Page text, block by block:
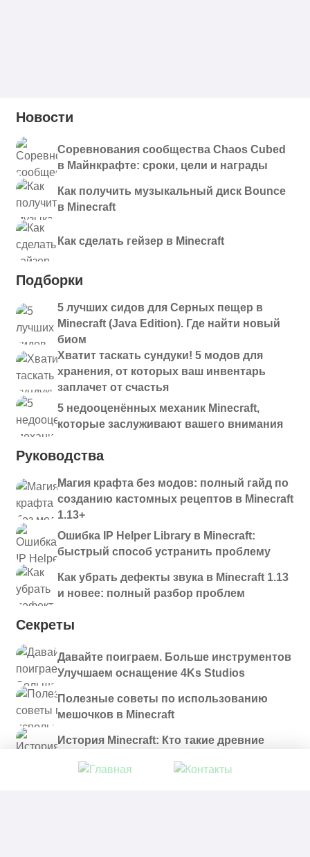
Новости
Соревнования сообщества Chaos Cubed
в Майнкрафте: сроки, цели и награды
Как получить музыкальный диск Bounce
в Minecraft
Как сделать гейзер в Minecraft
Подборки
5 лучших сидов для Серных пещер в
Minecraft (Java Edition). Где найти новый
биом
Хватит таскать сундуки! 5 модов для
хранения, от которых ваш инвентарь
заплачет от счастья
5 недооценённых механик Minecraft,
которые заслуживают вашего внимания
Руководства
Магия крафта без модов: полный гайд по
созданию кастомных рецептов в Minecraft
1.13+
Ошибка IP Helper Library в Minecraft:
быстрый способ устранить проблему
Как убрать дефекты звука в Minecraft 1.13
и новее: полный разбор проблем
Секреты
Давайте поиграем. Больше инструментов
Улучшаем оснащение 4Ks Studios
Полезные советы по использованию
мешочков в Minecraft
История Minecraft: Кто такие древние